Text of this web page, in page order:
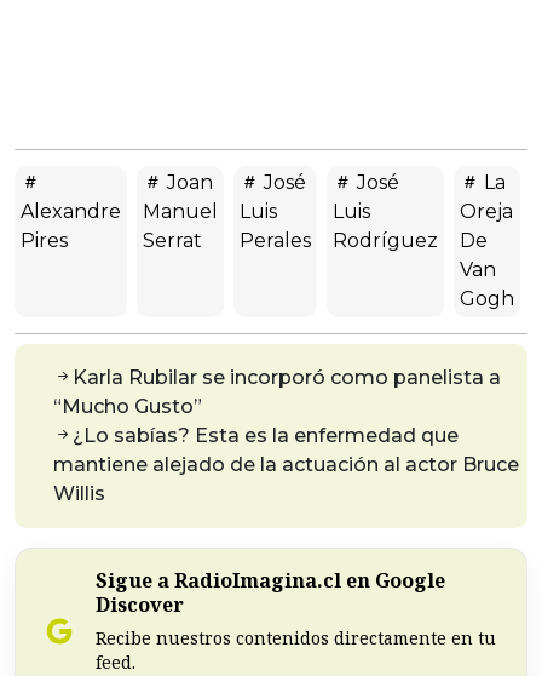
Alexandre
Pires
Joan
Manuel
Serrat
José
Luis
Perales
José
Luis
Rodríguez
La
Oreja
De
Van
Gogh
Karla Rubilar se incorporó como panelista a
“Mucho Gusto”
¿Lo sabías? Esta es la enfermedad que
mantiene alejado de la actuación al actor Bruce
Willis
Sigue a RadioImagina.cl en Google
Discover
Recibe nuestros contenidos directamente en tu
feed.